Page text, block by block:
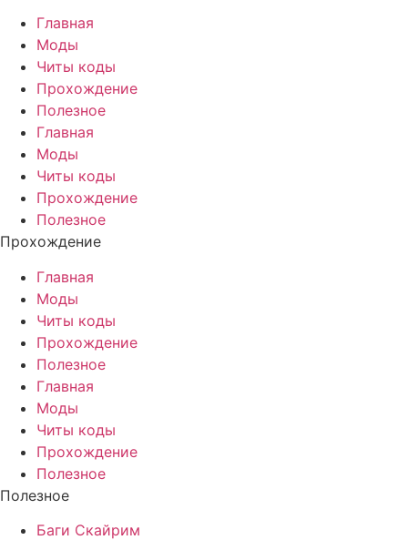
Главная
Моды
Читы коды
Прохождение
Полезное
Главная
Моды
Читы коды
Прохождение
Полезное
Прохождение
Главная
Моды
Читы коды
Прохождение
Полезное
Главная
Моды
Читы коды
Прохождение
Полезное
Полезное
Баги Скайрим